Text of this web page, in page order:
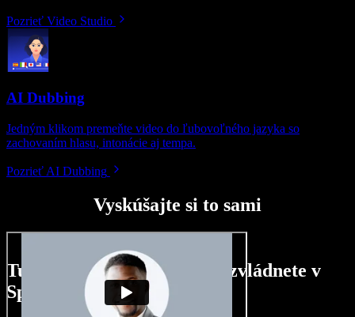
Pozrieť Video Studio
AI Dubbing
Jedným klikom premeňte video do ľubovoľného jazyka so
zachovaním hlasu, intonácie aj tempa.
Pozrieť AI Dubbing
Vyskúšajte si to sami
Tu je malá ukážka toho, čo zvládnete v
Speechify Studio.